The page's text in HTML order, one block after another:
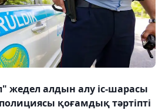
жедел алдын алу іс-шарасы
қоғамдық тәртіпті